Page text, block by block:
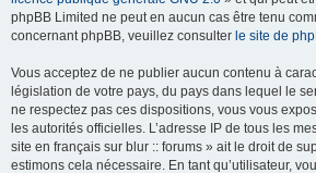
phpBB Limited ne peut en aucun cas être tenu
concernant phpBB, veuillez consulter le site de
Vous acceptez de ne publier aucun contenu à
législation de votre pays, du pays dans lequel le
ne respectez pas ces dispositions, vous vous
les autorités officielles. L’adresse IP de tous les
site en français sur blur :: forums » ait le droit de
estimons cela nécessaire. En tant qu’utilisateur,